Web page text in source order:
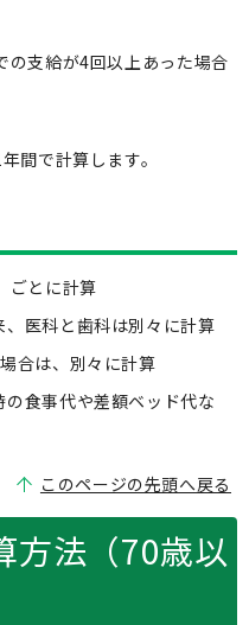
の支給が4回以上あった場合
間で計算します。
ごとに計算
医科と歯科は別々に計算
合は、別々に計算
の食事代や差額ベッド代な
このページの先頭へ戻る
方法（70歳以